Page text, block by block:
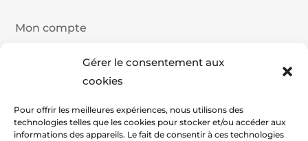
Gérer le consentement aux
cookies
Pour offrir les meilleures expériences, nous utilisons des
technologies telles que les cookies pour stocker et/ou accéder aux
informations des appareils. Le fait de consentir à ces technologies
Mon compte
Historique de commande
Commander